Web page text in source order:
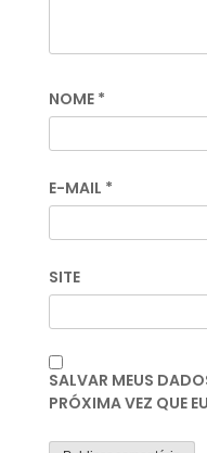
NOME *
E-MAIL *
SITE
SALVAR MEUS
PRÓXIMA VEZ QUE